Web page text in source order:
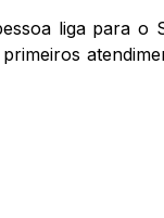
liga para o